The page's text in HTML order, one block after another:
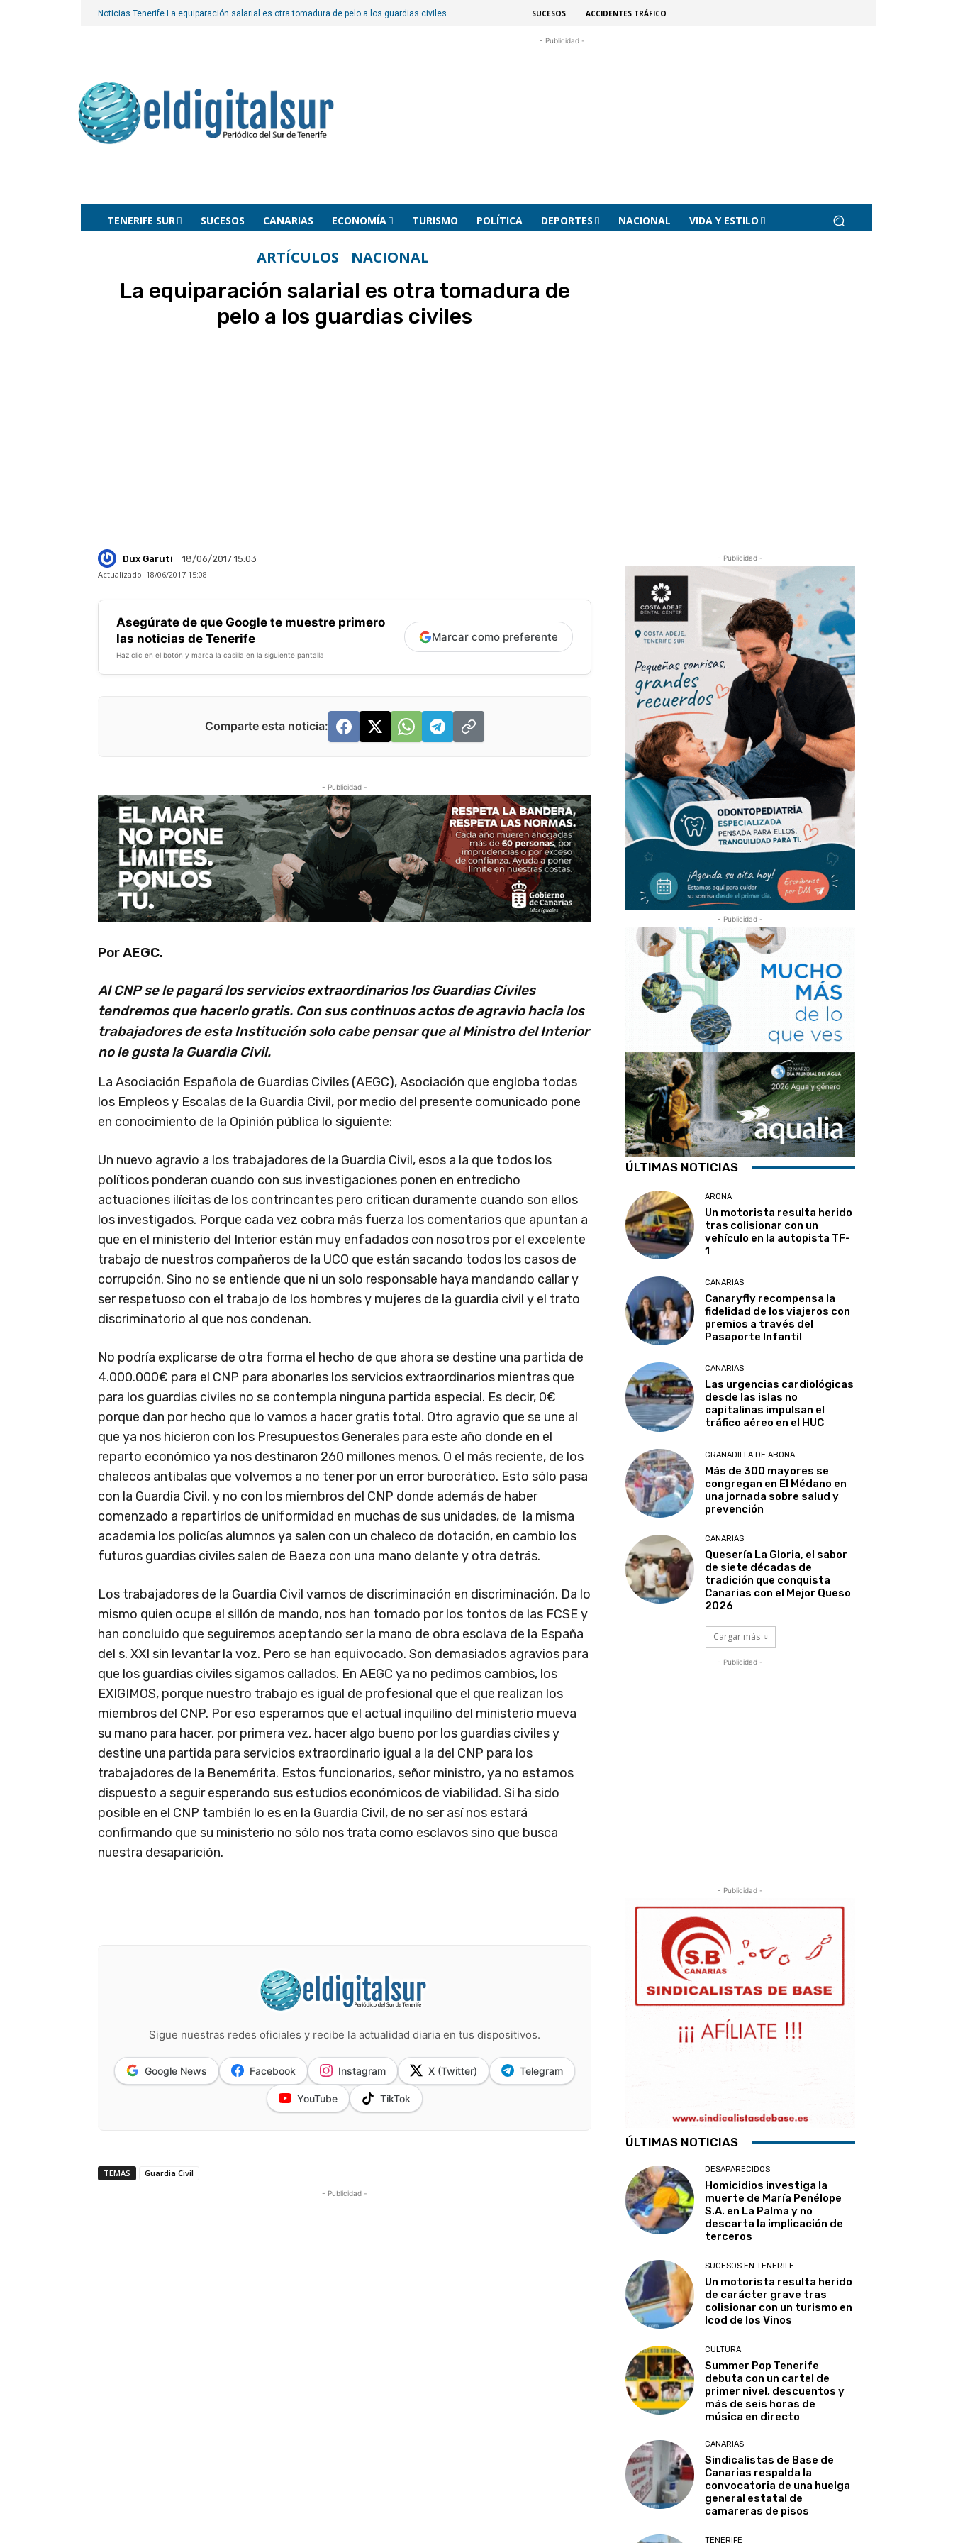
Noticias Tenerife La equiparación salarial es otra tomadura de pelo a los guardias civiles SUCESOS ACCIDENTES TRÁFICO
- Publicidad -
TENERIFE SUR SUCESOS CANARIAS ECONOMÍA TURISMO POLÍTICA DEPORTES NACIONAL VIDA Y ESTILO
ARTÍCULOS NACIONAL
La equiparación salarial es otra tomadura de
pelo a los guardias civiles
Dux Garuti
18/06/2017 15:03
Actualizado: 18/06/2017 15:08
Asegúrate de que Google te muestre primero
las noticias de Tenerife
Haz clic en el botón y marca la casilla en la siguiente pantalla
Marcar como preferente
Comparte esta noticia:
- Publicidad -
PorAEGC.
Al CNP se le pagará los servicios extraordinarios los Guardias Civiles
tendremos que hacerlo gratis. Con sus continuos actos de agravio hacia los
trabajadores de esta Institución solo cabe pensar que al Ministro del Interior
no le gusta la Guardia Civil.
La Asociación Española de Guardias Civiles (AEGC), Asociación que engloba todas
los Empleos y Escalas de la Guardia Civil, por medio del presente comunicado pone
en conocimiento de la Opinión pública lo siguiente:
Un nuevo agravio a los trabajadores de la Guardia Civil, esos a la que todos los
políticos ponderan cuando con sus investigaciones ponen en entredicho
actuaciones ilícitas de los contrincantes pero critican duramente cuando son ellos
los investigados. Porque cada vez cobra más fuerza los comentarios que apuntan a
que en el ministerio del Interior están muy enfadados con nosotros por el excelente
trabajo de nuestros compañeros de la UCO que están sacando todos los casos de
corrupción. Sino no se entiende que ni un solo responsable haya mandando callar y
ser respetuoso con el trabajo de los hombres y mujeres de la guardia civil y el trato
discriminatorio al que nos condenan.
No podría explicarse de otra forma el hecho de que ahora se destine una partida de
4.000.000€ para el CNP para abonarles los servicios extraordinarios mientras que
para los guardias civiles no se contempla ninguna partida especial. Es decir, 0€
porque dan por hecho que lo vamos a hacer gratis total. Otro agravio que se une al
que ya nos hicieron con los Presupuestos Generales para este año donde en el
reparto económico ya nos destinaron 260 millones menos. O el más reciente, de los
chalecos antibalas que volvemos a no tener por un error burocrático. Esto sólo pasa
con la Guardia Civil, y no con los miembros del CNP donde además de haber
comenzado a repartirlos de uniformidad en muchas de sus unidades, de la misma
academia los policías alumnos ya salen con un chaleco de dotación, en cambio los
futuros guardias civiles salen de Baeza con una mano delante y otra detrás.
Los trabajadores de la Guardia Civil vamos de discriminación en discriminación. Da lo
mismo quien ocupe el sillón de mando, nos han tomado por los tontos de las FCSE y
han concluido que seguiremos aceptando ser la mano de obra esclava de la España
del s. XXI sin levantar la voz. Pero se han equivocado. Son demasiados agravios para
que los guardias civiles sigamos callados. En AEGC ya no pedimos cambios, los
EXIGIMOS, porque nuestro trabajo es igual de profesional que el que realizan los
miembros del CNP. Por eso esperamos que el actual inquilino del ministerio mueva
su mano para hacer, por primera vez, hacer algo bueno por los guardias civiles y
destine una partida para servicios extraordinario igual a la del CNP para los
trabajadores de la Benemérita. Estos funcionarios, señor ministro, ya no estamos
dispuesto a seguir esperando sus estudios económicos de viabilidad. Si ha sido
posible en el CNP también lo es en la Guardia Civil, de no ser así nos estará
confirmando que su ministerio no sólo nos trata como esclavos sino que busca
nuestra desaparición.
Sigue nuestras redes oficiales y recibe la actualidad diaria en tus dispositivos.
Google News Facebook Instagram X (Twitter) Telegram
YouTube TikTok
TEMAS Guardia Civil
- Publicidad -
- Publicidad -
- Publicidad -
ÚLTIMAS NOTICIAS
ARONA
Un motorista resulta herido
tras colisionar con un
vehículo en la autopista TF-
1
CANARIAS
Canaryfly recompensa la
fidelidad de los viajeros con
premios a través del
Pasaporte Infantil
CANARIAS
Las urgencias cardiológicas
desde las islas no
capitalinas impulsan el
tráfico aéreo en el HUC
GRANADILLA DE ABONA
Más de 300 mayores se
congregan en El Médano en
una jornada sobre salud y
prevención
CANARIAS
Quesería La Gloria, el sabor
de siete décadas de
tradición que conquista
Canarias con el Mejor Queso
2026
Cargar más
- Publicidad -
- Publicidad -
ÚLTIMAS NOTICIAS
DESAPARECIDOS
Homicidios investiga la
muerte de María Penélope
S.A. en La Palma y no
descarta la implicación de
terceros
SUCESOS EN TENERIFE
Un motorista resulta herido
de carácter grave tras
colisionar con un turismo en
Icod de los Vinos
CULTURA
Summer Pop Tenerife
debuta con un cartel de
primer nivel, descuentos y
más de seis horas de
música en directo
CANARIAS
Sindicalistas de Base de
Canarias respalda la
convocatoria de una huelga
general estatal de
camareras de pisos
TENERIFE